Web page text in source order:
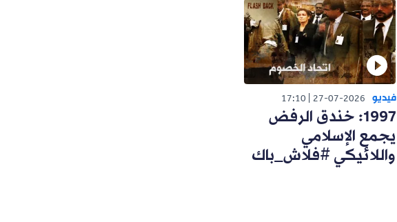
فيديو 27-07-2026
17:10
1997: خندق الرفض
يجمع الإسلامي
واللائيكي #فلاش_باك